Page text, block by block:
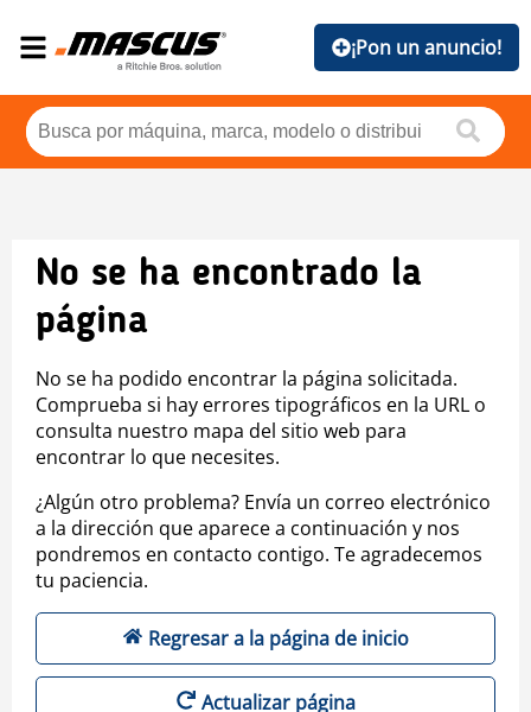
¡Pon un anuncio!
No se ha encontrado la
página
No se ha podido encontrar la página solicitada.
Comprueba si hay errores tipográficos en la URL o
consulta nuestro mapa del sitio web para
encontrar lo que necesites.
¿Algún otro problema? Envía un correo electrónico
a la dirección que aparece a continuación y nos
pondremos en contacto contigo. Te agradecemos
tu paciencia.
Regresar a la página de inicio
Actualizar página